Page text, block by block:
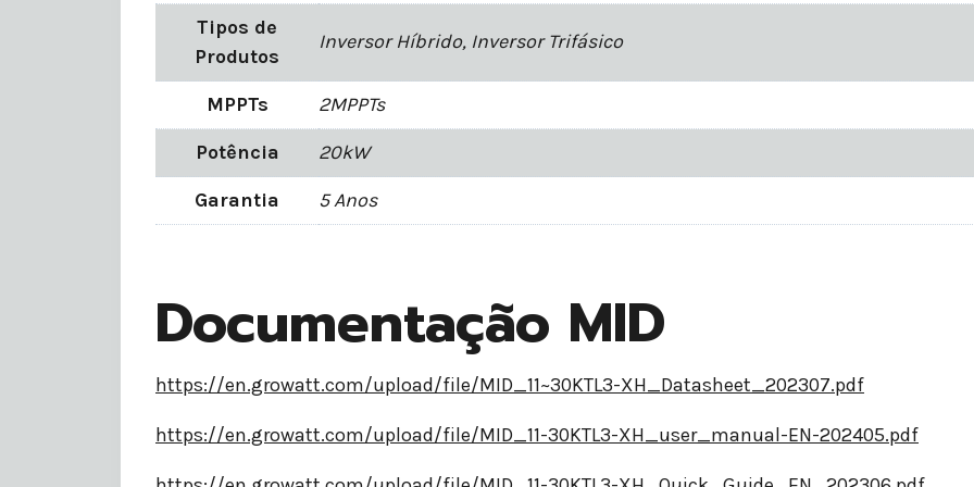
Tipos de
Produtos
Inversor Híbrido, Inversor Trifásico
MPPTs
2MPPTs
Potência
20kW
Garantia
5 Anos
Documentação MID
https://en.growatt.com/upload/file/MID_11~30KTL3-XH_Datasheet_202307.pdf
https://en.growatt.com/upload/file/MID_11-30KTL3-XH_user_manual-EN-202405.pdf